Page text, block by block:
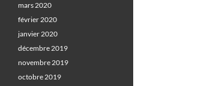
mars 2020
février 2020
janvier 2020
décembre 2019
novembre 2019
octobre 2019